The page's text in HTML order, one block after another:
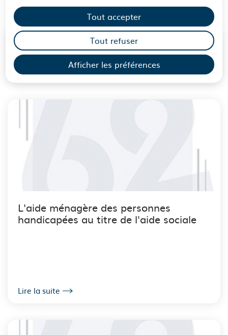
Afficher les préférences
Tout accepter
Tout refuser
L'aide sociale à domicile peut prendre plusieurs
formes. Elle permet de faciliter un maintien à
domicile, avec des aides humaines ou techniques.
L'aide ménagère des personnes
handicapées au titre de l'aide sociale
Lire la suite